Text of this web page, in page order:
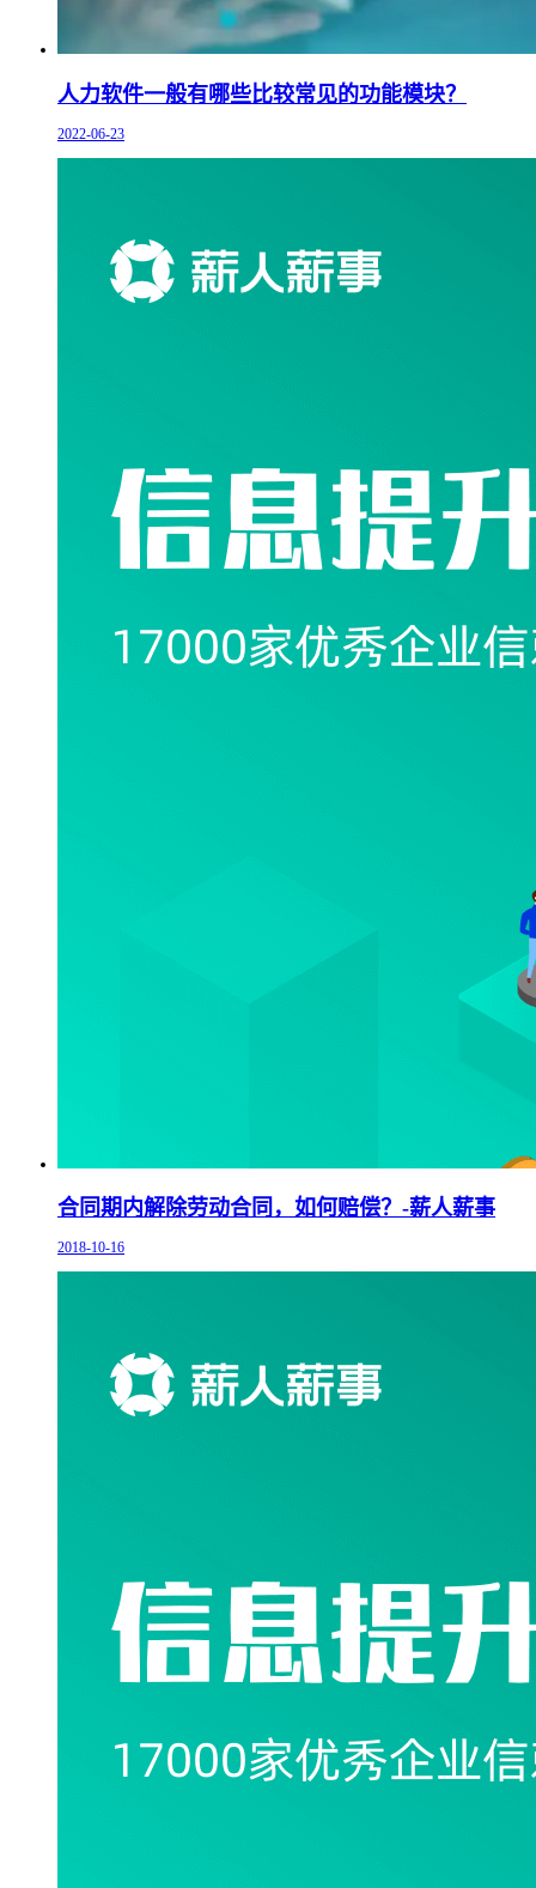
人力软件一般有哪些比较常见的功能模块？
2022-06-23
合同期内解除劳动合同，如何赔偿？-薪人薪事
2018-10-16